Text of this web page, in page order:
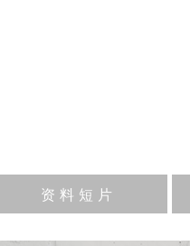
资料短片